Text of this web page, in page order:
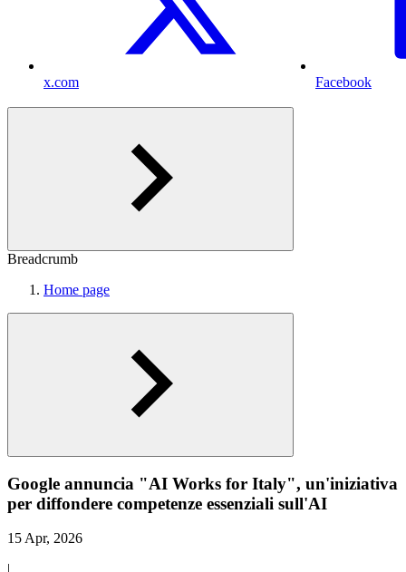
x.com Facebook
Breadcrumb
Home page
Google annuncia "AI Works for Italy", un'iniziativa
per diffondere competenze essenziali sull'AI
15 Apr, 2026